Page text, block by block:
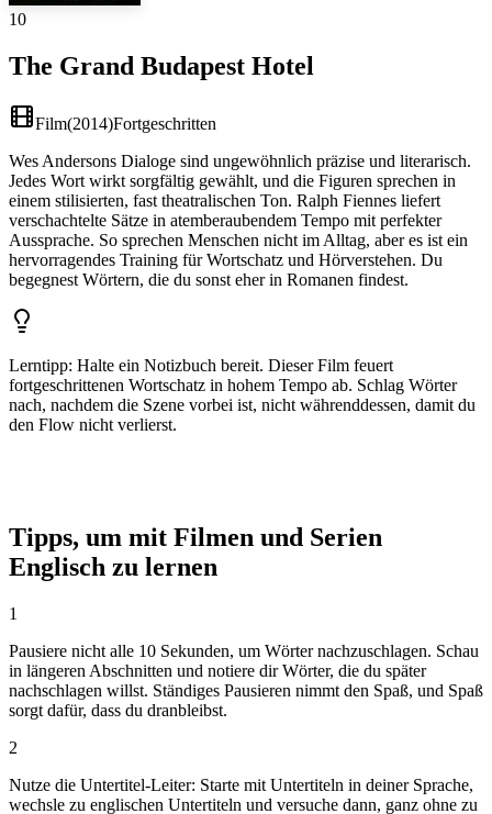
10
The Grand Budapest Hotel
Film(2014)Fortgeschritten
Wes Andersons Dialoge sind ungewöhnlich präzise und literarisch.
Jedes Wort wirkt sorgfältig gewählt, und die Figuren sprechen in
einem stilisierten, fast theatralischen Ton. Ralph Fiennes liefert
verschachtelte Sätze in atemberaubendem Tempo mit perfekter
Aussprache. So sprechen Menschen nicht im Alltag, aber es ist ein
hervorragendes Training für Wortschatz und Hörverstehen. Du
begegnest Wörtern, die du sonst eher in Romanen findest.
Lerntipp: Halte ein Notizbuch bereit. Dieser Film feuert
fortgeschrittenen Wortschatz in hohem Tempo ab. Schlag Wörter
nach, nachdem die Szene vorbei ist, nicht währenddessen, damit du
den Flow nicht verlierst.
Tipps, um mit Filmen und Serien
Englisch zu lernen
1
Pausiere nicht alle 10 Sekunden, um Wörter nachzuschlagen. Schau
in längeren Abschnitten und notiere dir Wörter, die du später
nachschlagen willst. Ständiges Pausieren nimmt den Spaß, und Spaß
sorgt dafür, dass du dranbleibst.
2
Nutze die Untertitel-Leiter: Starte mit Untertiteln in deiner Sprache,
wechsle zu englischen Untertiteln und versuche dann, ganz ohne zu